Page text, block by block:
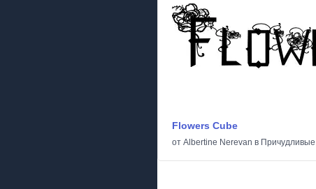
Flowers Cube
от Albertine Nerevan в Причудливые